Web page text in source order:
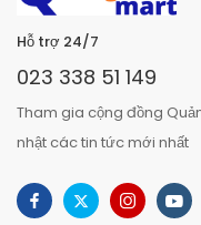
Hỗ trợ 24/7
023 338 51 149
Tham gia cộng đồng
nhật các tin tức mới nhất